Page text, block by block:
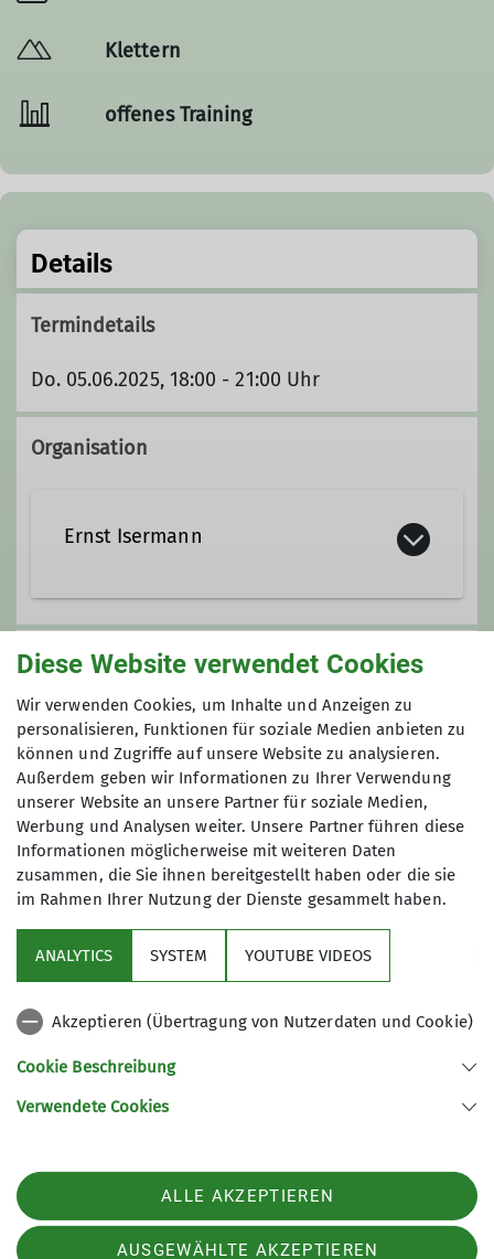
Klettern
offenes Training
Details
Termindetails
Do. 05.06.2025, 18:00 - 21:00 Uhr
Organisation
Ernst Isermann
E.Isermann@web.de
Ämter
Trainingsbetrieb Klettern
Unsere Veranstaltungsorte
Nordwand
James-Franck-Ring 1b
37077 Göttingen
Sektion
Aktuelles
Sektion Göttingen des Deutschen Alpenvereins e.V.
Kurze Straße 16
37073 Göttingen
Telefon +4955143815
Diese Website verwendet Cookies
Wir verwenden Cookies, um Inhalte und Anzeigen zu
personalisieren, Funktionen für soziale Medien anbieten zu
können und Zugriffe auf unsere Website zu analysieren.
Außerdem geben wir Informationen zu Ihrer Verwendung
unserer Website an unsere Partner für soziale Medien,
Werbung und Analysen weiter. Unsere Partner führen diese
Informationen möglicherweise mit weiteren Daten
zusammen, die Sie ihnen bereitgestellt haben oder die sie
im Rahmen Ihrer Nutzung der Dienste gesammelt haben.
ANALYTICS SYSTEM YOUTUBE VIDEOS
Akzeptieren (Übertragung von Nutzerdaten und Cookie)
Cookie Beschreibung
Verwendete Cookies
ALLE AKZEPTIEREN
AUSGEWÄHLTE AKZEPTIEREN